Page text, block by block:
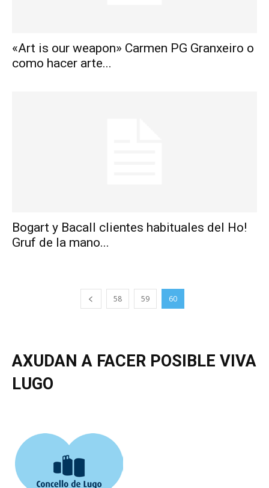
«Art is our weapon» Carmen PG Granxeiro o
como hacer arte...
Bogart y Bacall clientes habituales del Ho!
Gruf de la mano...
58 59 60
AXUDAN A FACER POSIBLE VIVA
LUGO